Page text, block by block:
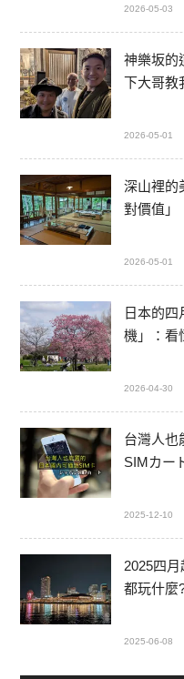
2026-05-03
神樂坂的
下大哥教
2026-05-01
深山裡的
對價值」
2026-05-01
日本的四
機」：看
2026-04-30
台灣人也
SIMカー
2025-12-10
2025四
都玩什麼
2025-06-08